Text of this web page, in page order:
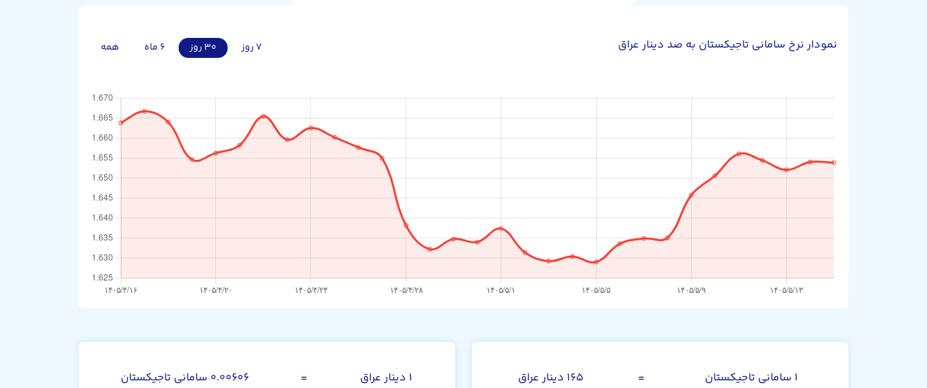
نمودار نرخ سامانی تاجیکستان به صد دینار عراق ۷ روز ۳۰ روز ۶ ماه همه
۱ سامانی تاجیکستان =
۱۶۵ دینار عراق
۱ دینار عراق =
۰.۰۰۶۰۶ سامانی تاجیکستان